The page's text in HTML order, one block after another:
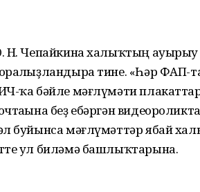
Н. Чепайкина халыҡтың ауырыу
тине. «Һәр ФАП-
ҡа бәйле мәғлүмәти
беҙ ебәргән
буйынса мәғлүмәттәр ябай
ул биләмә башлыҡтарына.